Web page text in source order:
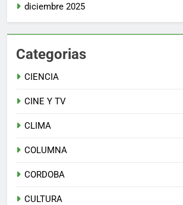
diciembre 2025
Categorias
CIENCIA
CINE Y TV
CLIMA
COLUMNA
CORDOBA
CULTURA